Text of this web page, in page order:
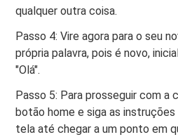
qualquer outra coisa.
Passo 4: Vire agora para o seu
própria palavra, pois é novo,
"Olá".
Passo 5: Para prosseguir com a
botão home e siga as
tela até chegar a um ponto em